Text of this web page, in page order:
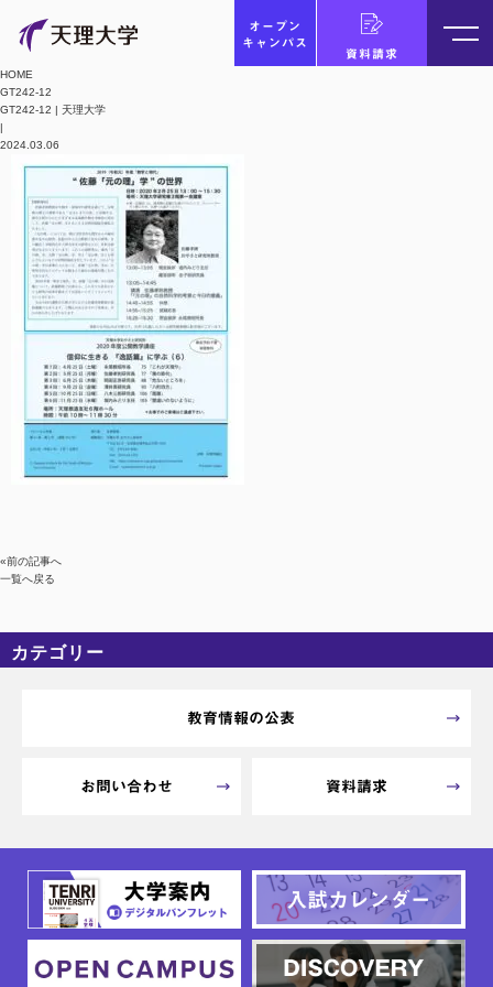
オープン
キャンパス
資料請求
HOME
GT242-12
GT242-12 | 天理大学
|
2024.03.06
«前の記事へ
一覧へ戻る
カテゴリー
教育情報の公表
お問い合わせ 資料請求